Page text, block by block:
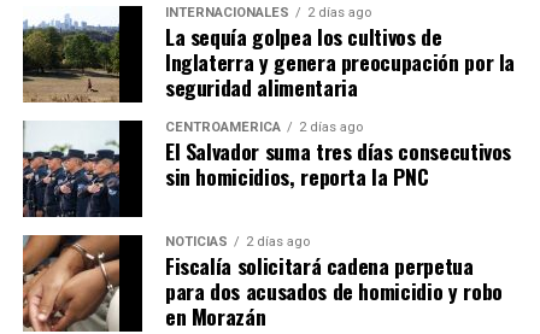
INTERNACIONALES 2 días ago
La sequía golpea los cultivos de
Inglaterra y genera preocupación por la
seguridad alimentaria
CENTROAMÉRICA 2 días ago
El Salvador suma tres días consecutivos
sin homicidios, reporta la PNC
NOTICIAS 2 días ago
Fiscalía solicitará cadena perpetua
para dos acusados de homicidio y robo
en Morazán